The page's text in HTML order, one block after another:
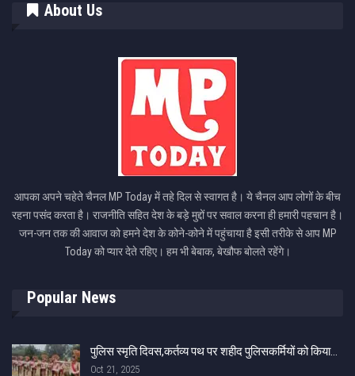
About Us
आपका अपने चहेते चैनल MP Today में तहे दिल से स्वागत है। ये चैनल आप लोगों के बीच
रहना पसंद करता है। राजनीति सहित देश के बड़े मुद्दों पर सवाल करना ही हमारी पहचान है।
जन-जन तक की आवाज को हमने देश के कोने-कोने में पहुंचाया है इसी तरीके से आप MP
Today को प्यार देते रहिए। हम भी बेबाक, बेखौफ बोलते रहेंगे।
Popular News
पुलिस स्मृति दिवस,कर्तव्य पथ पर शहीद पुलिसकर्मियों को किया…
Oct 21, 2025